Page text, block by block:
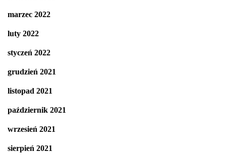
marzec 2022
luty 2022
styczeń 2022
grudzień 2021
listopad 2021
październik 2021
wrzesień 2021
sierpień 2021